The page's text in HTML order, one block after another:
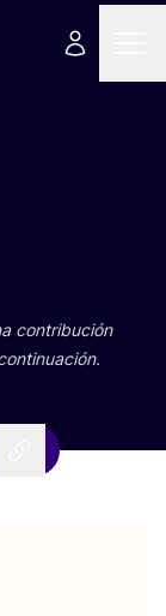
con­tri­bu­ción